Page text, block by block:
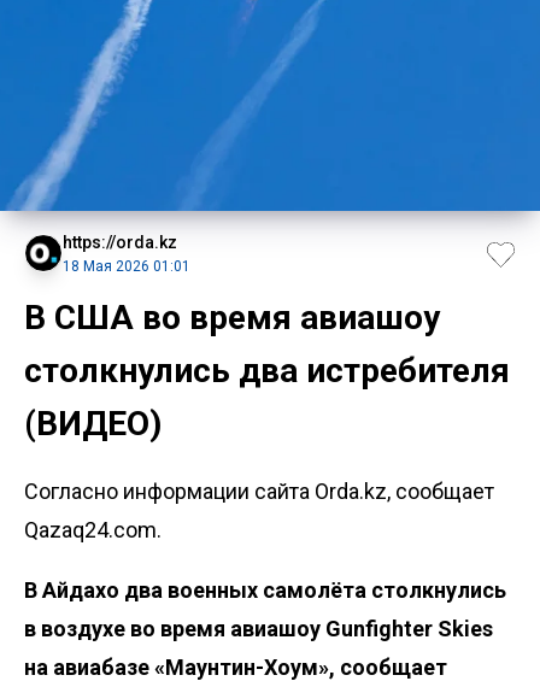
https://orda.kz
18 Мая 2026 01:01
В США во время авиашоу
столкнулись два истребителя
(ВИДЕО)
Согласно информации сайта Orda.kz, сообщает
Qazaq24.com.
В Айдахо два военных самолёта столкнулись
в воздухе во время авиашоу Gunfighter Skies
на авиабазе «Маунтин-Хоум», сообщает